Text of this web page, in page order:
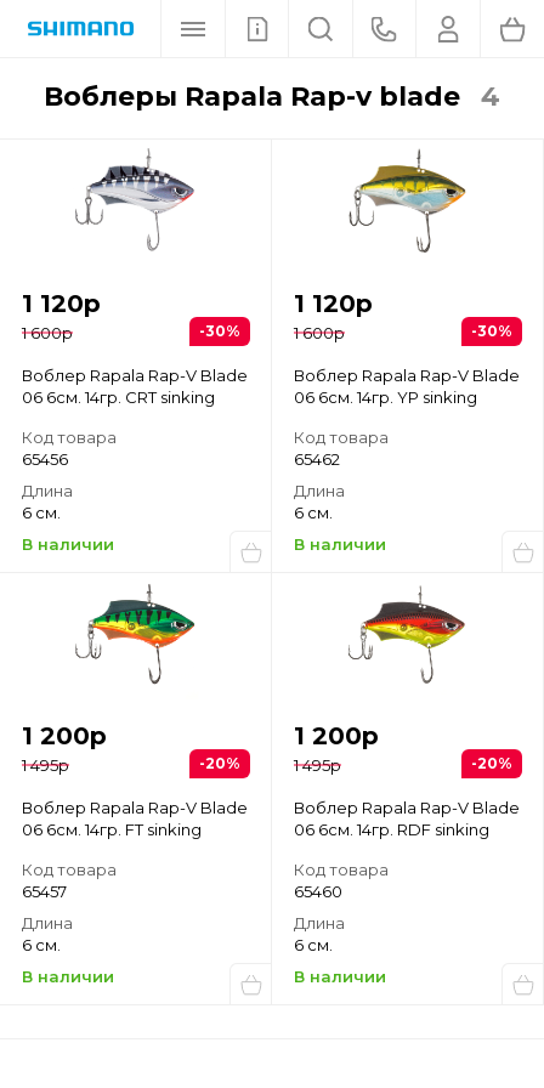
воблеры Rapala Rap-v blade 4
-30%
1 120р
1 600р
Воблер Rapala Rap-V Blade
06 6см. 14гр. CRT sinking
Код товара
65456
Длина
6 см.
В наличии
-30%
1 120р
1 600р
Воблер Rapala Rap-V Blade
06 6см. 14гр. YP sinking
Код товара
65462
Длина
6 см.
В наличии
-20%
1 200р
1 495р
Воблер Rapala Rap-V Blade
06 6см. 14гр. FT sinking
Код товара
65457
Длина
6 см.
В наличии
-20%
1 200р
1 495р
Воблер Rapala Rap-V Blade
06 6см. 14гр. RDF sinking
Код товара
65460
Длина
6 см.
В наличии